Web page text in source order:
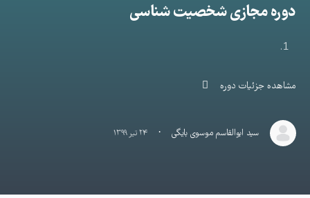
دوره مجازی شخصیت شناسی
مشاهده جزئیات دوره
سید ابوالقاسم موسوی بایگی · ۲۴ تیر ۱۳۹۹